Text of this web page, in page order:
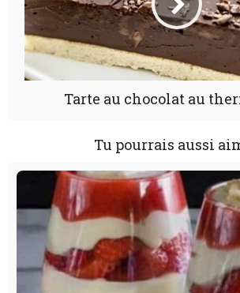
Tarte au chocolat au
Tu pourrais aussi